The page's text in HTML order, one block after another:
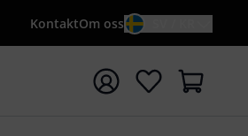
KontaktOm oss
{searchTerm}